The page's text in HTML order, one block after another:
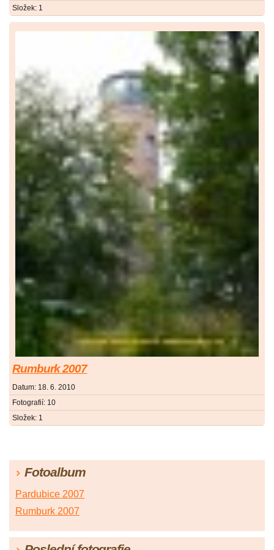
Složek: 1
Rumburk 2007
Datum: 18. 6. 2010
Fotografií: 10
Složek: 1
Fotoalbum
Pardubice 2007
Rumburk 2007